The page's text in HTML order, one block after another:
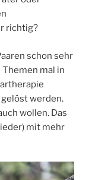
richtig?
schon sehr
mal in
werden.
wollen. Das
mit mehr